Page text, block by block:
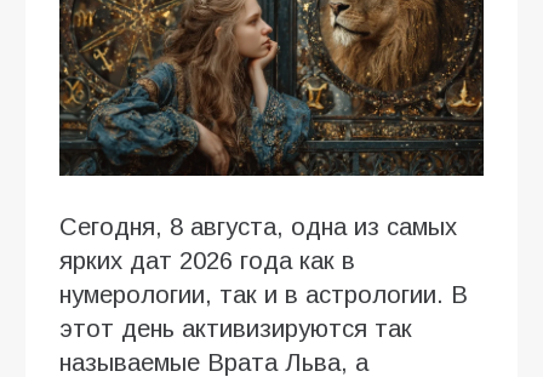
Сегодня, 8 августа, одна из самых
ярких дат 2026 года как в
нумерологии, так и в астрологии. В
этот день активизируются так
называемые Врата Льва, а